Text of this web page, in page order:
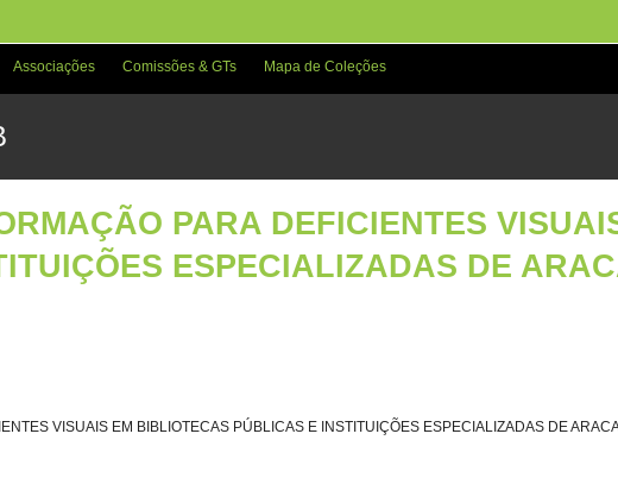
Associações Comissões & GTs Mapa de Coleções
PARA DEFICIENTES
ESPECIALIZADAS DE
VISUAIS EM BIBLIOTECAS PÚBLICAS E INSTITUIÇÕES ESPECIALIZADAS DE